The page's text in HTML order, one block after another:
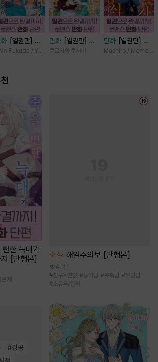
화
[일권만] 전
께서는 오늘도
음) [단행본]
Fukuda / Yoko Kurosu
만화
[일권만] 내
게 간섭하지 않겠
쿠로카와 쿠사비
만화
[일권만] 실
례지만 약혼자님,
Mashiro / Memeko
한 늑대가
[단행본]
재
#강공
소설 해일주의보 [단행본]
4.1천
#친구>연인 #능력남 #유혹남 #오만남
#소유욕/집착